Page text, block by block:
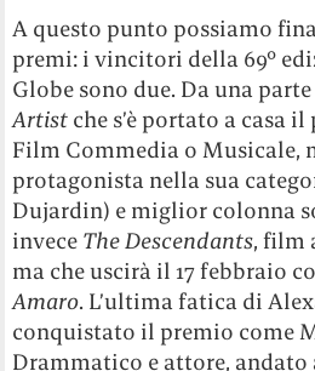
A questo punto possiamo
premi: i vincitori della 69°
Globe sono due. Da una parte
Artist che s’è portato a casa
Film Commedia o Musicale,
protagonista nella sua
Dujardin) e miglior colonna
invece The Descendants, film
ma che uscirà il 17 febbraio
Amaro. L’ultima fatica di
conquistato il premio come
Drammatico e attore, andato